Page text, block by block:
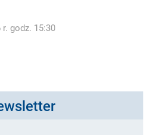
godz. 15:30